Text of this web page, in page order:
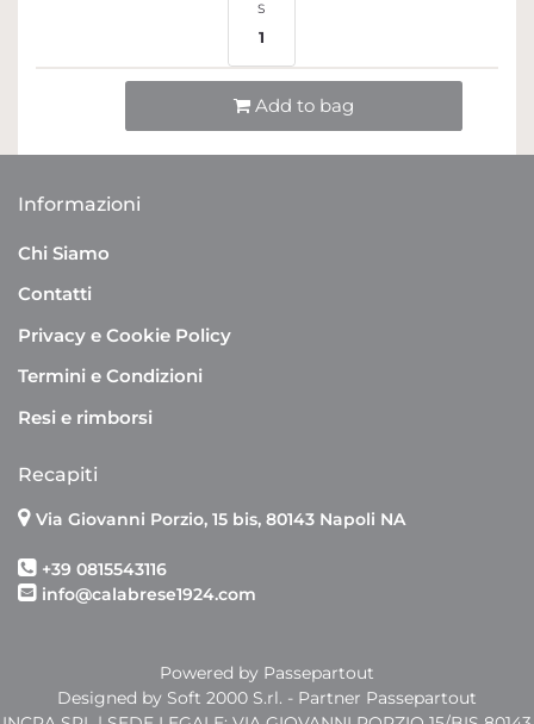
S
1
Add to bag
Informazioni
Chi Siamo
Contatti
Privacy e Cookie Policy
Termini e Condizioni
Resi e rimborsi
Recapiti
Via Giovanni Porzio, 15 bis, 80143 Napoli NA
+39 0815543116
info@calabrese1924.com
Powered by Passepartout
Designed by Soft 2000 S.rl. - Partner Passepartout